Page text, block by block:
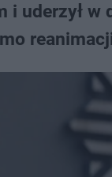
i uderzył